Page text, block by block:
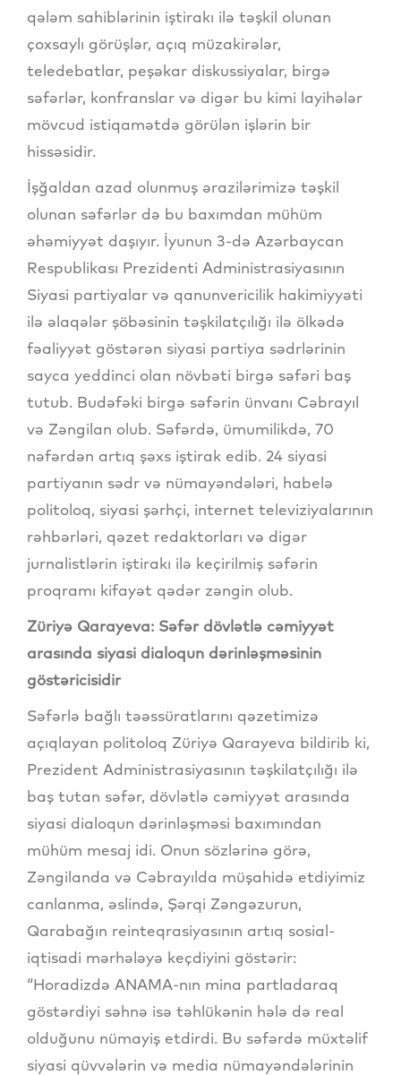
qələm sahiblərinin iştirakı ilə təşkil olunan
çoxsaylı görüşlər, açıq müzakirələr,
teledebatlar, peşəkar diskussiyalar, birgə
səfərlər, konfranslar və digər bu kimi layihələr
mövcud istiqamətdə görülən işlərin bir
hissəsidir.
İşğaldan azad olunmuş ərazilərimizə təşkil
olunan səfərlər də bu baxımdan mühüm
əhəmiyyət daşıyır. İyunun 3-də Azərbaycan
Respublikası Prezidenti Administrasiyasının
Siyasi partiyalar və qanunvericilik hakimiyyəti
ilə əlaqələr şöbəsinin təşkilatçılığı ilə ölkədə
fəaliyyət göstərən siyasi partiya sədrlərinin
sayca yeddinci olan növbəti birgə səfəri baş
tutub. Budəfəki birgə səfərin ünvanı Cəbrayıl
və Zəngilan olub. Səfərdə, ümumilikdə, 70
nəfərdən artıq şəxs iştirak edib. 24 siyasi
partiyanın sədr və nümayəndələri, habelə
politoloq, siyasi şərhçi, internet televiziyalarının
rəhbərləri, qəzet redaktorları və digər
jurnalistlərin iştirakı ilə keçirilmiş səfərin
proqramı kifayət qədər zəngin olub.
Züriyə Qarayeva: Səfər dövlətlə cəmiyyət
arasında siyasi dialoqun dərinləşməsinin
göstəricisidir
Səfərlə bağlı təəssüratlarını qəzetimizə
açıqlayan politoloq Züriyə Qarayeva bildirib ki,
Prezident Administrasiyasının təşkilatçılığı ilə
baş tutan səfər, dövlətlə cəmiyyət arasında
siyasi dialoqun dərinləşməsi baxımından
mühüm mesaj idi. Onun sözlərinə görə,
Zəngilanda və Cəbrayılda müşahidə etdiyimiz
canlanma, əslində, Şərqi Zəngəzurun,
Qarabağın reinteqrasiyasının artıq sosial-
iqtisadi mərhələyə keçdiyini göstərir:
“Horadizdə ANAMA-nın mina partladaraq
göstərdiyi səhnə isə təhlükənin hələ də real
olduğunu nümayiş etdirdi. Bu səfərdə müxtəlif
siyasi qüvvələrin və media nümayəndələrinin